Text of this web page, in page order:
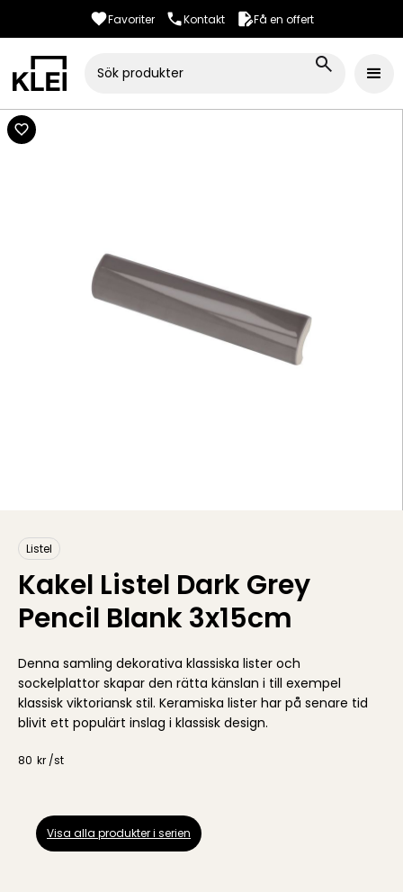
Favoriter Kontakt Få en offert
Listel
Kakel Listel Dark Grey
Pencil Blank 3x15cm
Denna samling dekorativa klassiska lister och
sockelplattor skapar den rätta känslan i till exempel
klassisk viktoriansk stil. Keramiska lister har på senare tid
blivit ett populärt inslag i klassisk design.
80 kr /st
Visa alla produkter i serien